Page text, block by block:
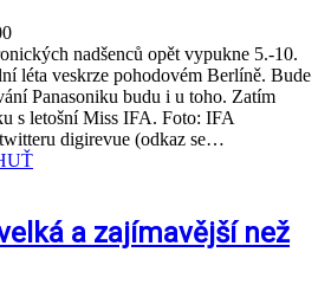
nadšenců opět vypukne 5.-10.
léta veskrze pohodovém Berlíně. Bude
Panasoniku budu i u toho. Zatím
s letošní Miss IFA. Foto: IFA
digirevue (odkaz se…
a zajímavější než